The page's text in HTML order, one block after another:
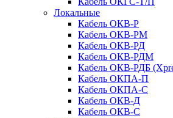
Локальные
Кабель ОКВ-Р
Кабель ОКВ-РМ
Кабель ОКВ-РД
Кабель ОКВ-РДМ
Кабель ОКВ-РДБ
Кабель ОКПА-П
Кабель ОКПА-С
Кабель ОКВ-Д
Кабель ОКВ-С